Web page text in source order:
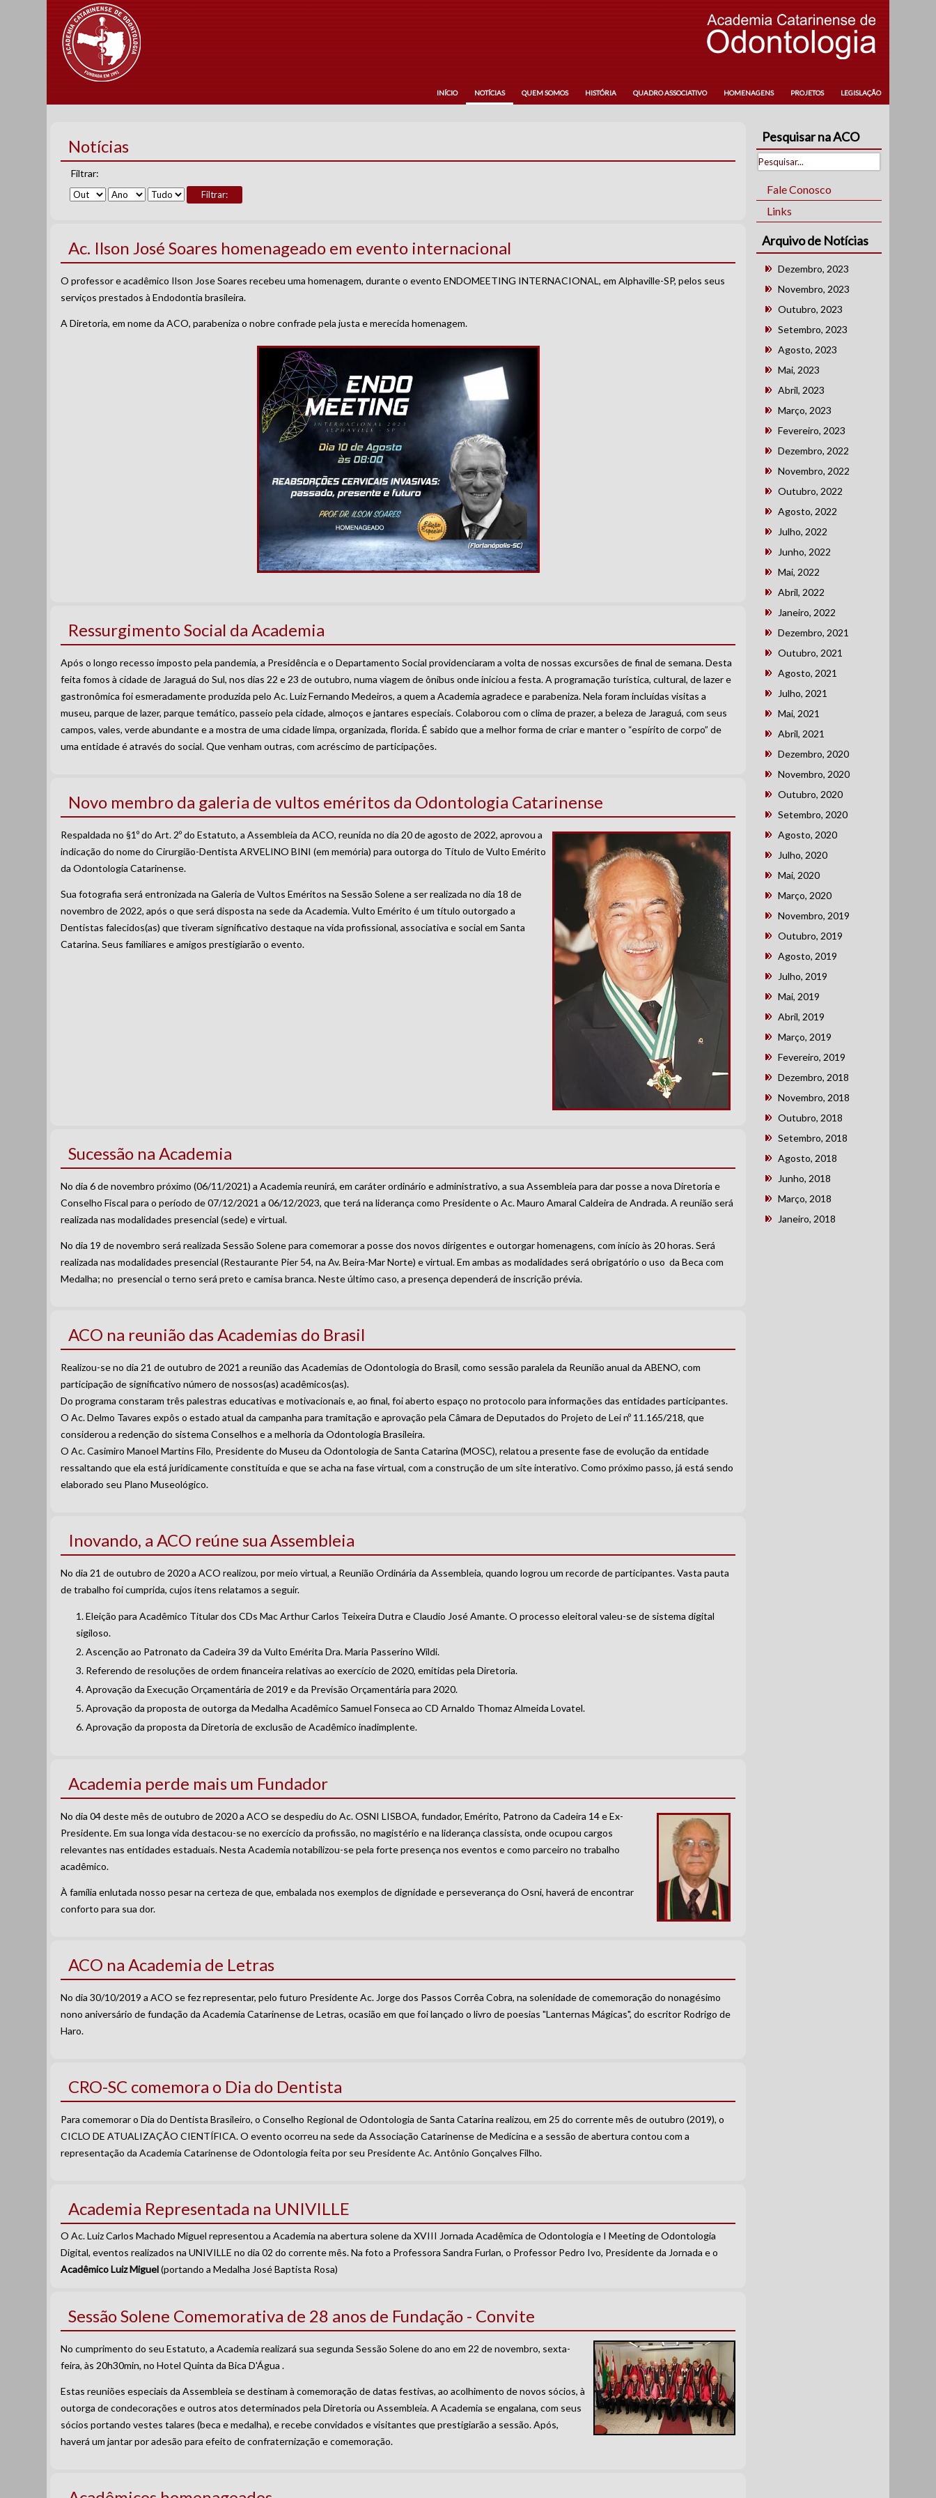
INÍCIO NOTÍCIAS QUEM SOMOS HISTÓRIA QUADRO ASSOCIATIVO HOMENAGENS PROJETOS LEGISLAÇÃO
Notícias
Filtrar:
Filtrar:
Ac. Ilson José Soares homenageado em evento internacional
O professor e acadêmico Ilson Jose Soares recebeu uma homenagem, durante o evento ENDOMEETING INTERNACIONAL, em Alphaville-SP, pelos seus
serviços prestados à Endodontia brasileira.
A Diretoria, em nome da ACO, parabeniza o nobre confrade pela justa e merecida homenagem.
Ressurgimento Social da Academia
Após o longo recesso imposto pela pandemia, a Presidência e o Departamento Social providenciaram a volta de nossas excursões de final de semana. Desta
feita fomos à cidade de Jaraguá do Sul, nos dias 22 e 23 de outubro, numa viagem de ônibus onde iniciou a festa. A programação turística, cultural, de lazer e
gastronômica foi esmeradamente produzida pelo Ac. Luiz Fernando Medeiros, a quem a Academia agradece e parabeniza. Nela foram incluídas visitas a
museu, parque de lazer, parque temático, passeio pela cidade, almoços e jantares especiais. Colaborou com o clima de prazer, a beleza de Jaraguá, com seus
campos, vales, verde abundante e a mostra de uma cidade limpa, organizada, florida. É sabido que a melhor forma de criar e manter o “espírito de corpo” de
uma entidade é através do social. Que venham outras, com acréscimo de participações.
Novo membro da galeria de vultos eméritos da Odontologia Catarinense
Respaldada no §1º do Art. 2º do Estatuto, a Assembleia da ACO, reunida no dia 20 de agosto de 2022, aprovou a
indicação do nome do Cirurgião-Dentista ARVELINO BINI (em memória) para outorga do Título de Vulto Emérito
da Odontologia Catarinense.
Sua fotografia será entronizada na Galeria de Vultos Eméritos na Sessão Solene a ser realizada no dia 18 de
novembro de 2022, após o que será disposta na sede da Academia. Vulto Emérito é um título outorgado a
Dentistas falecidos(as) que tiveram significativo destaque na vida profissional, associativa e social em Santa
Catarina. Seus familiares e amigos prestigiarão o evento.
Sucessão na Academia
No dia 6 de novembro próximo (06/11/2021) a Academia reunirá, em caráter ordinário e administrativo, a sua Assembleia para dar posse a nova Diretoria e
Conselho Fiscal para o período de 07/12/2021 a 06/12/2023, que terá na liderança como Presidente o Ac. Mauro Amaral Caldeira de Andrada. A reunião será
realizada nas modalidades presencial (sede) e virtual.
No dia 19 de novembro será realizada Sessão Solene para comemorar a posse dos novos dirigentes e outorgar homenagens, com início às 20 horas. Será
realizada nas modalidades presencial (Restaurante Pier 54, na Av. Beira-Mar Norte) e virtual. Em ambas as modalidades será obrigatório o uso da Beca com
Medalha; no presencial o terno será preto e camisa branca. Neste último caso, a presença dependerá de inscrição prévia.
ACO na reunião das Academias do Brasil
Realizou-se no dia 21 de outubro de 2021 a reunião das Academias de Odontologia do Brasil, como sessão paralela da Reunião anual da ABENO, com
participação de significativo número de nossos(as) acadêmicos(as).
Do programa constaram três palestras educativas e motivacionais e, ao final, foi aberto espaço no protocolo para informações das entidades participantes.
O Ac. Delmo Tavares expôs o estado atual da campanha para tramitação e aprovação pela Câmara de Deputados do Projeto de Lei nº 11.165/218, que
considerou a redenção do sistema Conselhos e a melhoria da Odontologia Brasileira.
O Ac. Casimiro Manoel Martins Filo, Presidente do Museu da Odontologia de Santa Catarina (MOSC), relatou a presente fase de evolução da entidade
ressaltando que ela está juridicamente constituída e que se acha na fase virtual, com a construção de um site interativo. Como próximo passo, já está sendo
elaborado seu Plano Museológico.
Inovando, a ACO reúne sua Assembleia
No dia 21 de outubro de 2020 a ACO realizou, por meio virtual, a Reunião Ordinária da Assembleia, quando logrou um recorde de participantes. Vasta pauta
de trabalho foi cumprida, cujos itens relatamos a seguir.
Eleição para Acadêmico Titular dos CDs Mac Arthur Carlos Teixeira Dutra e Claudio José Amante. O processo eleitoral valeu-se de sistema digital
sigiloso.
Ascenção ao Patronato da Cadeira 39 da Vulto Emérita Dra. Maria Passerino Wildi.
Referendo de resoluções de ordem financeira relativas ao exercício de 2020, emitidas pela Diretoria.
Aprovação da Execução Orçamentária de 2019 e da Previsão Orçamentária para 2020.
Aprovação da proposta de outorga da Medalha Acadêmico Samuel Fonseca ao CD Arnaldo Thomaz Almeida Lovatel.
Aprovação da proposta da Diretoria de exclusão de Acadêmico inadimplente.
Academia perde mais um Fundador
No dia 04 deste mês de outubro de 2020 a ACO se despediu do Ac. OSNI LISBOA, fundador, Emérito, Patrono da Cadeira 14 e Ex-
Presidente. Em sua longa vida destacou-se no exercício da profissão, no magistério e na liderança classista, onde ocupou cargos
relevantes nas entidades estaduais. Nesta Academia notabilizou-se pela forte presença nos eventos e como parceiro no trabalho
acadêmico.
À família enlutada nosso pesar na certeza de que, embalada nos exemplos de dignidade e perseverança do Osni, haverá de encontrar
conforto para sua dor.
ACO na Academia de Letras
No dia 30/10/2019 a ACO se fez representar, pelo futuro Presidente Ac. Jorge dos Passos Corrêa Cobra, na solenidade de comemoração do nonagésimo
nono aniversário de fundação da Academia Catarinense de Letras, ocasião em que foi lançado o livro de poesias "Lanternas Mágicas", do escritor Rodrigo de
Haro.
CRO-SC comemora o Dia do Dentista
Para comemorar o Dia do Dentista Brasileiro, o Conselho Regional de Odontologia de Santa Catarina realizou, em 25 do corrente mês de outubro (2019), o
CICLO DE ATUALIZAÇÃO CIENTÍFICA. O evento ocorreu na sede da Associação Catarinense de Medicina e a sessão de abertura contou com a
representação da Academia Catarinense de Odontologia feita por seu Presidente Ac. Antônio Gonçalves Filho.
Academia Representada na UNIVILLE
O Ac. Luiz Carlos Machado Miguel representou a Academia na abertura solene da XVIII Jornada Acadêmica de Odontologia e I Meeting de Odontologia
Digital, eventos realizados na UNIVILLE no dia 02 do corrente mês. Na foto a Professora Sandra Furlan, o Professor Pedro Ivo, Presidente da Jornada e o
Acadêmico Luiz Miguel(portando a Medalha José Baptista Rosa)
Sessão Solene Comemorativa de 28 anos de Fundação - Convite
No cumprimento do seu Estatuto, a Academia realizará sua segunda Sessão Solene do ano em 22 de novembro, sexta-
feira, às 20h30min, no Hotel Quinta da Bica D'Água .
Estas reuniões especiais da Assembleia se destinam à comemoração de datas festivas, ao acolhimento de novos sócios, à
outorga de condecorações e outros atos determinados pela Diretoria ou Assembleia. A Academia se engalana, com seus
sócios portando vestes talares (beca e medalha), e recebe convidados e visitantes que prestigiarão a sessão. Após,
haverá um jantar por adesão para efeito de confraternização e comemoração.
Pesquisar na ACO
Fale Conosco
Links
Arquivo de Notícias
Dezembro, 2023
Novembro, 2023
Outubro, 2023
Setembro, 2023
Agosto, 2023
Mai, 2023
Abril, 2023
Março, 2023
Fevereiro, 2023
Dezembro, 2022
Novembro, 2022
Outubro, 2022
Agosto, 2022
Julho, 2022
Junho, 2022
Mai, 2022
Abril, 2022
Janeiro, 2022
Dezembro, 2021
Outubro, 2021
Agosto, 2021
Julho, 2021
Mai, 2021
Abril, 2021
Dezembro, 2020
Novembro, 2020
Outubro, 2020
Setembro, 2020
Agosto, 2020
Julho, 2020
Mai, 2020
Março, 2020
Novembro, 2019
Outubro, 2019
Agosto, 2019
Julho, 2019
Mai, 2019
Abril, 2019
Março, 2019
Fevereiro, 2019
Dezembro, 2018
Novembro, 2018
Outubro, 2018
Setembro, 2018
Agosto, 2018
Junho, 2018
Março, 2018
Janeiro, 2018